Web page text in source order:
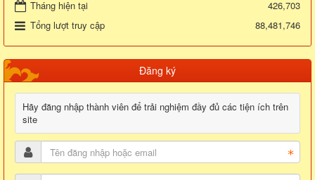
Tháng hiện tại
426,703
Tổng lượt truy cập
88,481,746
Đăng ký
Hãy đăng nhập thành viên để trải nghiệm đầy đủ các tiện ích trên
site